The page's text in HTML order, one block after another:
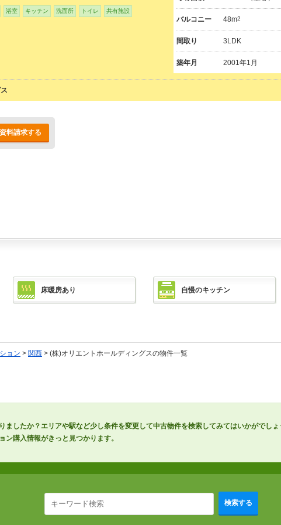
浴室 キッチン 洗面所 トイレ 共有施設
バルコニー 48m2
間取り 3LDK
築年月 2001年1月
料請求する
床暖房あり 自慢のキッチン
ョン > 関西 > (株)オリエントホールディングスの物件一覧
ましたか？エリアや駅など少し条件を変更して中古物件を検索してみてはいかがでし
ン購入情報がきっと見つかります。
検索する